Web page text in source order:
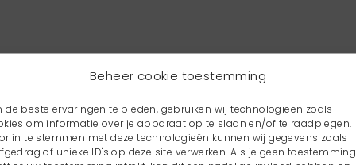
Beheer cookie toestemming
de beste ervaringen te bieden, gebruiken wij technologieën zoals
om informatie over je apparaat op te slaan en/of te raadplegen.
in te stemmen met deze technologieën kunnen wij gegevens zoals
of unieke ID's op deze site verwerken. Als je geen toestemming